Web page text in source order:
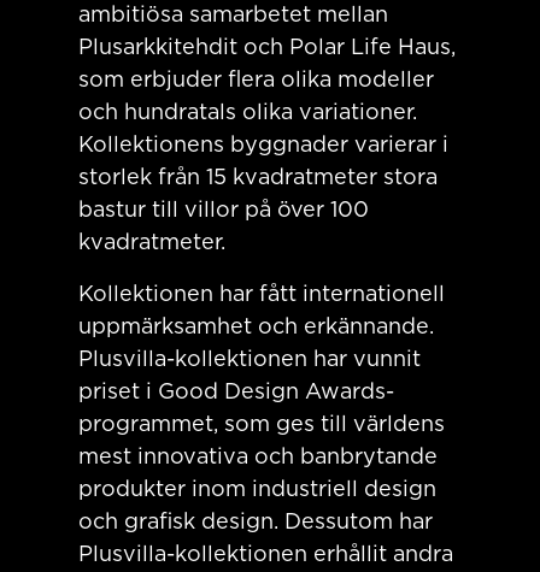
ambitiösa samarbetet mellan
Plusarkkitehdit och Polar Life Haus,
som erbjuder flera olika modeller
och hundratals olika variationer.
Kollektionens byggnader varierar i
storlek från 15 kvadratmeter stora
bastur till villor på över 100
kvadratmeter.
Kollektionen har fått internationell
uppmärksamhet och erkännande.
Plusvilla-kollektionen har vunnit
priset i Good Design Awards-
programmet, som ges till världens
mest innovativa och banbrytande
produkter inom industriell design
och grafisk design. Dessutom har
Plusvilla-kollektionen erhållit andra